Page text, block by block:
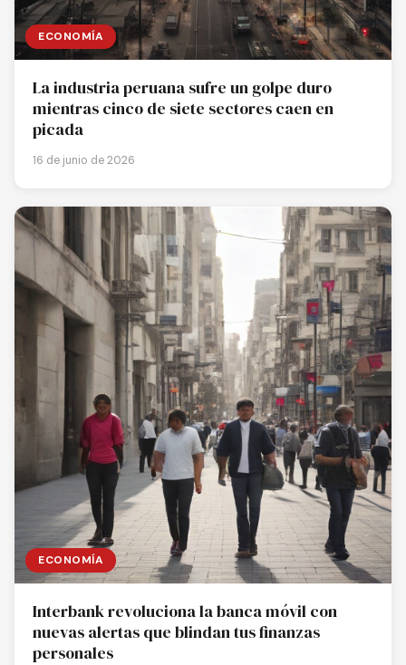
ECONOMÍA
La industria peruana sufre un golpe duro
mientras cinco de siete sectores caen en
picada
16 de junio de 2026
ECONOMÍA
Interbank revoluciona la banca móvil con
nuevas alertas que blindan tus finanzas
personales